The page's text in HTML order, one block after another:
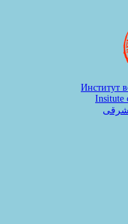
Институт
Insitute
شرقی